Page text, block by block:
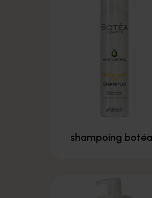
shampoing